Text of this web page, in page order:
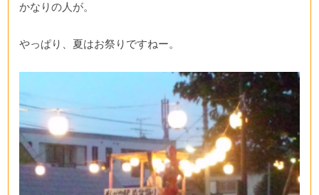
かなりの人が。
やっぱり、夏はお祭りですねー。